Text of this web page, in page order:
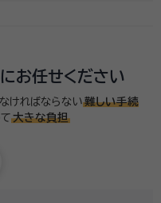
にお任せください
ければならない 難しい手続
大きな負担